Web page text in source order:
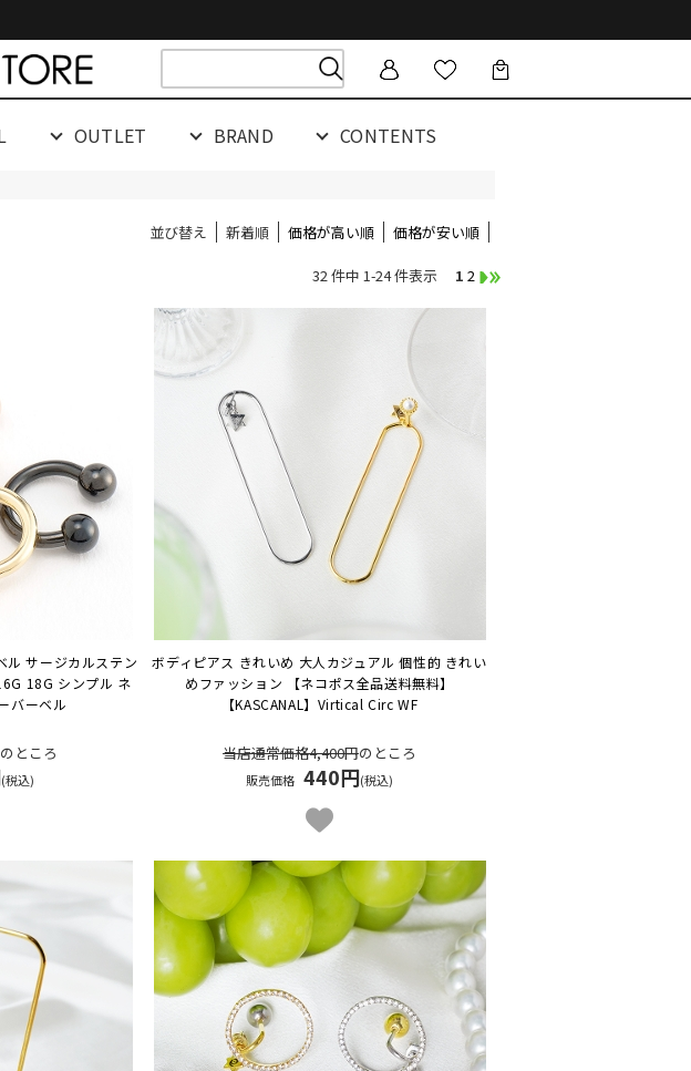
OUTLET BRAND CONTENTS
並び替え 新着順 価格が高い順 価格が安い順
32 件中 1-24 件表示 1 2
ル サージカルステン
18G シンプル ネ
バーベル
のところ
(税込)
ボディピアス きれいめ 大人カジュアル 個性的 きれい
めファッション 【ネコポス全品送料無料】
【KASCANAL】Virtical Circ WF
当店通常価格4,400円のところ
販売価格 440円(税込)